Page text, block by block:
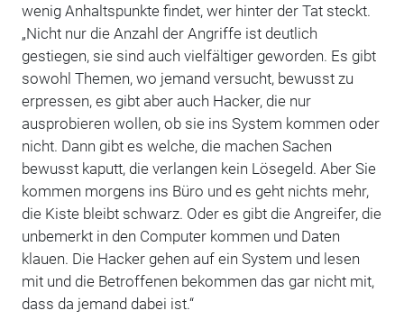
wenig Anhaltspunkte findet, wer hinter der Tat steckt.
„Nicht nur die Anzahl der Angriffe ist deutlich
gestiegen, sie sind auch vielfältiger geworden. Es gibt
sowohl Themen, wo jemand versucht, bewusst zu
erpressen, es gibt aber auch Hacker, die nur
ausprobieren wollen, ob sie ins System kommen oder
nicht. Dann gibt es welche, die machen Sachen
bewusst kaputt, die verlangen kein Lösegeld. Aber Sie
kommen morgens ins Büro und es geht nichts mehr,
die Kiste bleibt schwarz. Oder es gibt die Angreifer, die
unbemerkt in den Computer kommen und Daten
klauen. Die Hacker gehen auf ein System und lesen
mit und die Betroffenen bekommen das gar nicht mit,
dass da jemand dabei ist.“